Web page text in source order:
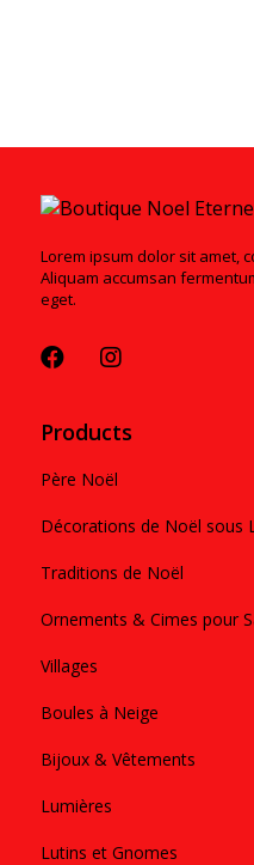
Lorem ipsum dolor sit amet,
Aliquam accumsan
eget.
Products
Père Noël
Décorations de Noël sous
Traditions de Noël
Ornements & Cimes pour
Villages
Boules à Neige
Bijoux & Vêtements
Lumières
Lutins et Gnomes